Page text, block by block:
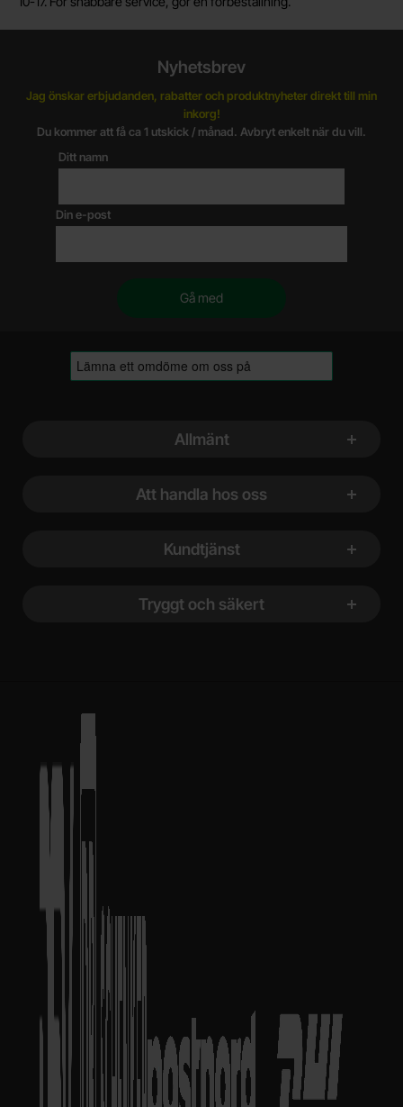
Nyhetsbrev
Jag önskar erbjudanden, rabatter och produktnyheter direkt till min
inkorg!
Du kommer att få ca 1 utskick / månad. Avbryt enkelt när du vill.
Ditt namn
Din e-post
Allmänt
Att handla hos oss
Kundtjänst
Tryggt och säkert